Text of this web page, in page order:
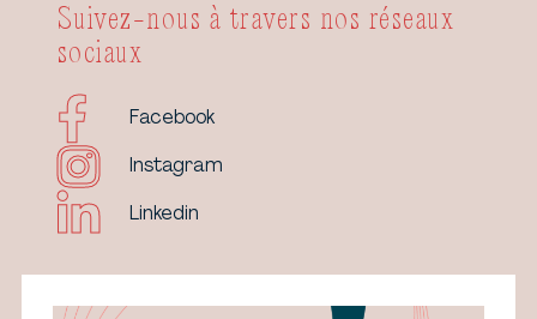
Suivez-nous à travers nos réseaux
sociaux
Facebook
Instagram
Linkedin